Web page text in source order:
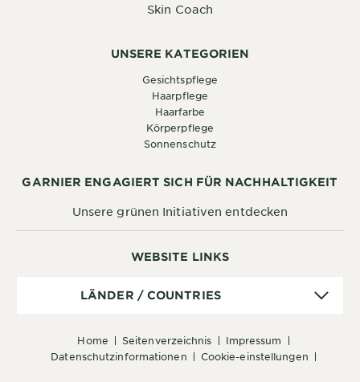
WEBSITE LINKS
home seitenverzeichnis
impressum
datenschutzinformationen
cookie-einstellungen
LÄNDER / COUNTRIES
Skin Coach
UNSERE KATEGORIEN
Gesichtspflege
Haarpflege
Haarfarbe
Körperpflege
Sonnenschutz
GARNIER ENGAGIERT SICH FÜR NACHHALTIGKEIT
Unsere grünen Initiativen entdecken